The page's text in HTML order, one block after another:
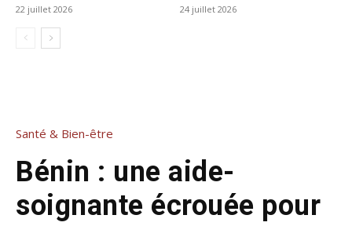
22 juillet 2026 24 juillet 2026